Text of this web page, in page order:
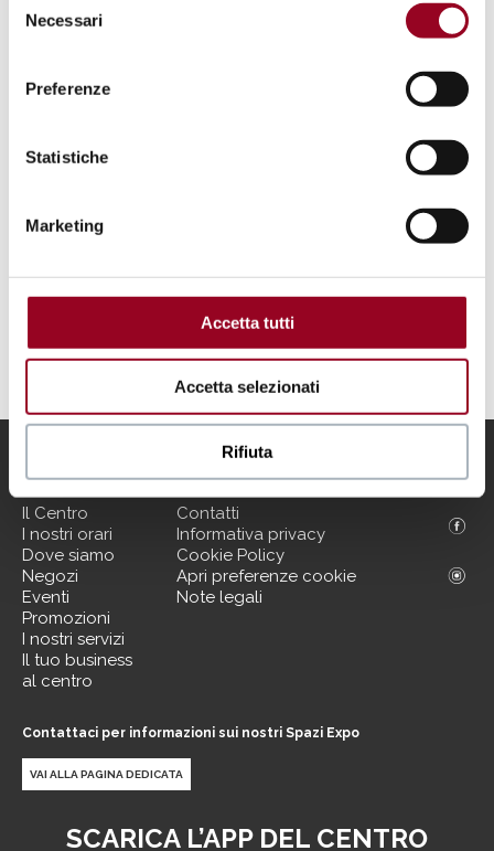
mediante il link “
delNecessari
Preferenze
Statistiche
Marketing
Accetta tutti
Accetta selezionati
Rifiuta
VAI ALLA MAPPA DEL CENTRO
Il Centro
I nostri orari
Dove siamo
Negozi
Eventi
Promozioni
I nostri servizi
Il tuo business
al centro
Informazioni utili
Contatti
Informativa privacy
Cookie Policy
Apri preferenze cookie
Note legali
Contattaci per informazioni sui nostri Spazi Expo
VAI ALLA PAGINA DEDICATA
SCARICA L’APP DEL CENTRO